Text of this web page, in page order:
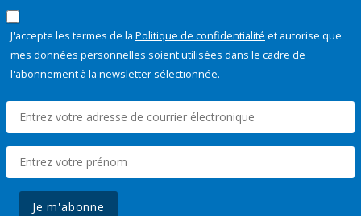
J'accepte les termes de la Politique de confidentialité et autorise que
mes données personnelles soient utilisées dans le cadre de
l'abonnement à la newsletter sélectionnée.
Je m'abonne